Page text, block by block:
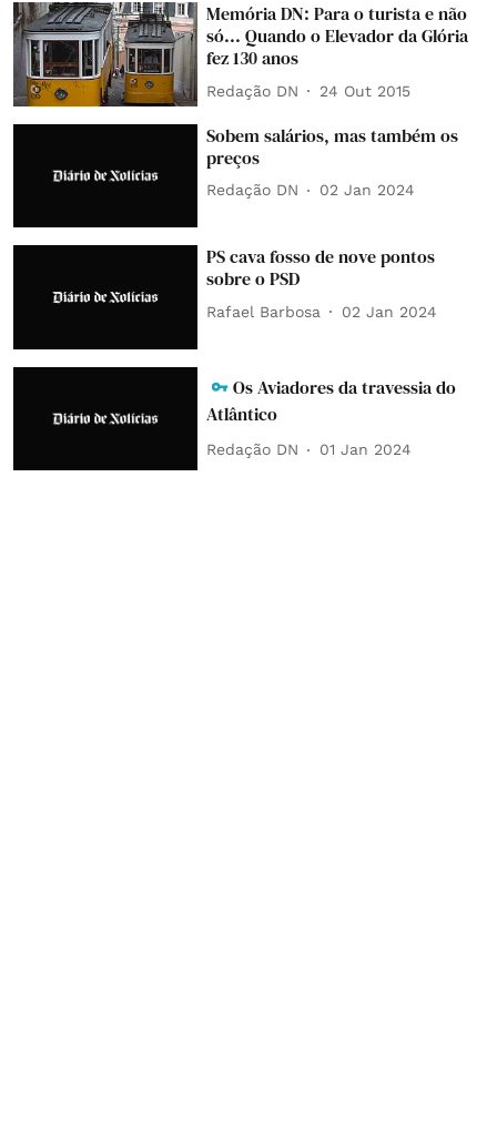
Memória DN: Para o turista e não
só... Quando o Elevador da Glória
fez 130 anos
Redação DN 24 Out 2015
Sobem salários, mas também os
preços
Redação DN 02 Jan 2024
PS cava fosso de nove pontos
sobre o PSD
Rafael Barbosa 02 Jan 2024
Os Aviadores da travessia do
Atlântico
Redação DN 01 Jan 2024